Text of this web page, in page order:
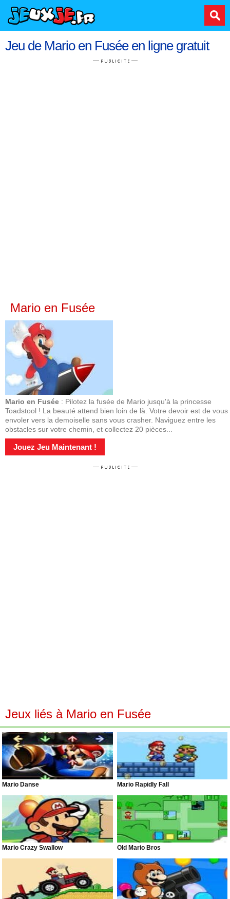
Jeu de Mario en Fusée en ligne gratuit
Mario en Fusée
Mario en Fusée : Pilotez la fusée de Mario jusqu'à la princesse
Toadstool ! La beauté attend bien loin de là. Votre devoir est de vous
envoler vers la demoiselle sans vous crasher. Naviguez entre les
obstacles sur votre chemin, et collectez 20 pièces...
Jouez Jeu Maintenant !
Jeux liés à Mario en Fusée
Mario Danse Mario Rapidly Fall
Mario Crazy Swallow Old Mario Bros